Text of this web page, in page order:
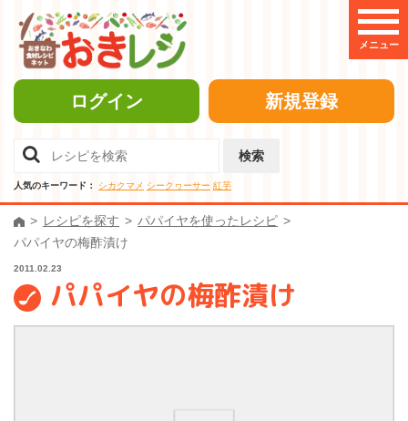
メニュー
ログイン 新規登録
検索
人気のキーワード： シカクマメ シークヮーサー 紅芋
レシピを探す
パパイヤを使ったレシピ
パパイヤの梅酢漬け
2011.02.23
パパイヤの梅酢漬け